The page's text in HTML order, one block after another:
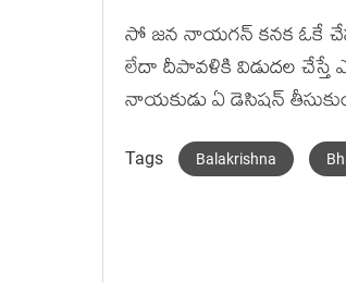
సో జన నాయగన్ కనక ఓకే
లేదా దీపావళికి విడుదల
నాయకుడు ఏ డెసిషన్
Tags Balakrishna